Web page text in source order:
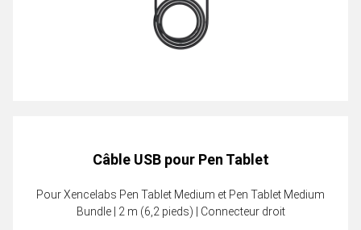
Câble USB pour Pen Tablet
Pour Xencelabs Pen Tablet Medium et Pen Tablet Medium
Bundle | 2 m (6,2 pieds) | Connecteur droit